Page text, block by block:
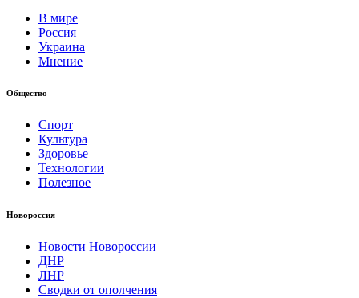
В мире
Россия
Украина
Мнение
Общество
Спорт
Культура
Здоровье
Технологии
Полезное
Новороссия
Новости Новороссии
ДНР
ЛНР
Сводки от ополчения